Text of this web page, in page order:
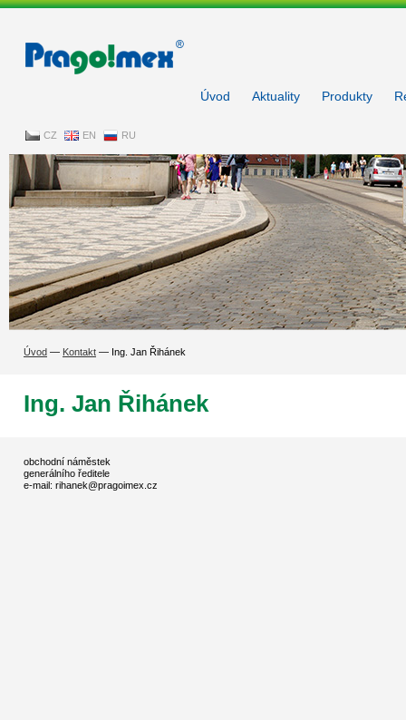
Pragoimex
Úvod Aktuality Produkty
CZ EN RU
Úvod — Kontakt — Ing. Jan Řihánek
Ing. Jan Řihánek
obchodní náměstek
generálního ředitele
e-mail: rihanek@pragoimex.cz